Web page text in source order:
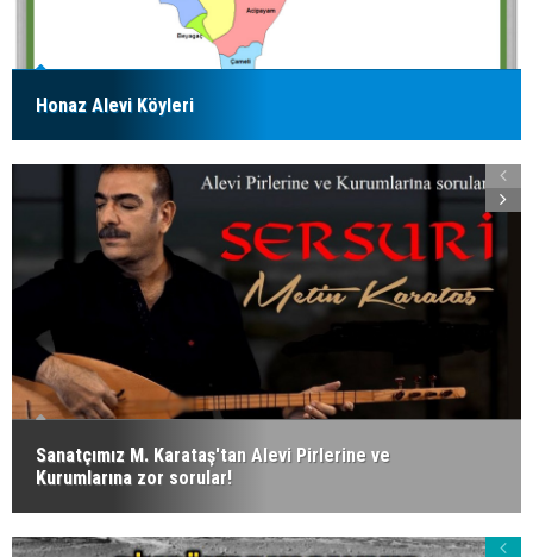
Honaz Alevi Köyleri
Sanatçımız M. Karataş'tan Alevi Pirlerine ve
Kurumlarına zor sorular!